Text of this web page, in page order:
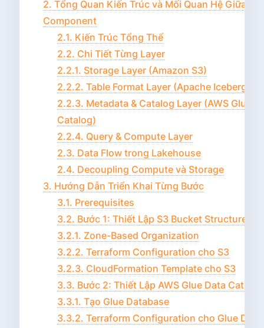
2. Tổng Quan Kiến Trúc và Mối Quan Hệ Giữa
Component
2.1. Kiến Trúc Tổng Thể
2.2. Chi Tiết Từng Layer
2.2.1. Storage Layer (Amazon S3)
2.2.2. Table Format Layer (Apache Iceberg)
2.2.3. Metadata & Catalog Layer (AWS Glue
Catalog)
2.2.4. Query & Compute Layer
2.3. Data Flow trong Lakehouse
2.4. Decoupling Compute và Storage
3. Hướng Dẫn Triển Khai Từng Bước
3.1. Prerequisites
3.2. Bước 1: Thiết Lập S3 Bucket Structure
3.2.1. Zone-Based Organization
3.2.2. Terraform Configuration cho S3
3.2.3. CloudFormation Template cho S3
3.3. Bước 2: Thiết Lập AWS Glue Data Catalog
3.3.1. Tạo Glue Database
3.3.2. Terraform Configuration cho Glue